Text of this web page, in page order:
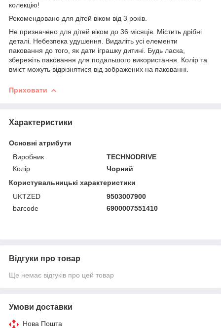
колекцію!
Рекомендовано для дітей віком від 3 років.
Не призначено для дітей віком до 36 місяців. Містить дрібні
деталі. Небезпека удушення. Видаліть усі елементи
паковання до того, як дати іграшку дитині. Будь ласка,
збережіть паковання для подальшого використання. Колір та
вміст можуть відрізнятися від зображених на пакованні.
Приховати
Характеристики
Основні атрибути
Виробник
TECHNODRIVE
Колір
Чорний
Користувальницькі характеристики
UKTZED
9503007900
barcode
6900007551410
Відгуки про товар
Ще немає відгуків про цей товар
Умови доставки
Нова Пошта